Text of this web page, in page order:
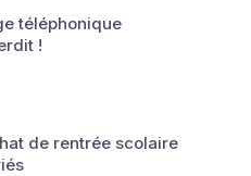
téléphonique
!
de rentrée scolaire